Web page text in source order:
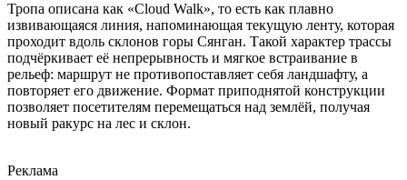
Тропа описана как «Cloud Walk», то есть как плавно
извивающаяся линия, напоминающая текущую ленту, которая
проходит вдоль склонов горы Сянган. Такой характер трассы
подчёркивает её непрерывность и мягкое встраивание в
рельеф: маршрут не противопоставляет себя ландшафту, а
повторяет его движение. Формат приподнятой конструкции
позволяет посетителям перемещаться над землёй, получая
новый ракурс на лес и склон.
Реклама